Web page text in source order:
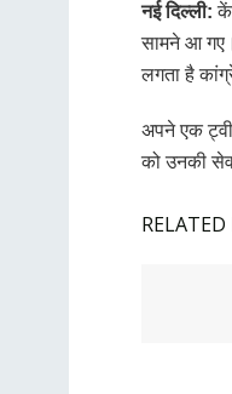
नई दिल्ली:
सामने आ गए।
लगता है
अपने एक
को उनकी
RELATED